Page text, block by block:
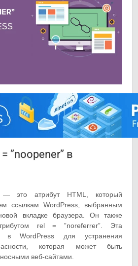
”noopener” в
это атрибут HTML, который
ссылкам WordPress, выбранным
вкладке браузера. Он также
rel = ”noreferrer”. Эта
в WordPress для устранения
которая может быть
веб-сайтами.